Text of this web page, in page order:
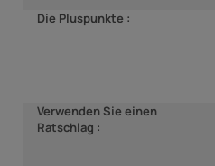
Die Pluspunkte :
Verwenden Sie einen
Ratschlag :